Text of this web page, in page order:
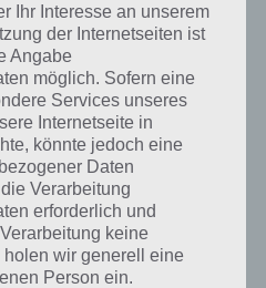
versenken App
für Android bietet einen Advanced
Classic Mode ist die normale
Schiffe auf dem Spielfeld
verbrauchen 1 Spielfeld, andere 2
platziert werden, wobei die
Auch die Regel, dass
muss, ist integriert. Beim
dann sogleich abgeschossen,
Ihr Interesse an unserem
der Internetseiten ist
Angabe
möglich. Sofern eine
Services unseres
Internetseite in
könnte jedoch eine
Daten
Verarbeitung
erforderlich und
keine
wir generell eine
Person ein.